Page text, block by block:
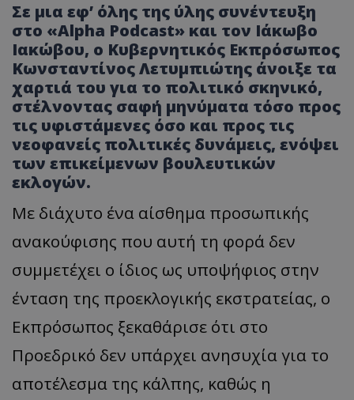
Σε μια εφ’ όλης της ύλης συνέντευξη
στο «Alpha Podcast» και τον Ιάκωβο
Ιακώβου, ο Κυβερνητικός Εκπρόσωπος
Κωνσταντίνος Λετυμπιώτης άνοιξε τα
χαρτιά του για το πολιτικό σκηνικό,
στέλνοντας σαφή μηνύματα τόσο προς
τις υφιστάμενες όσο και προς τις
νεοφανείς πολιτικές δυνάμεις, ενόψει
των επικείμενων βουλευτικών
εκλογών.
Με διάχυτο ένα αίσθημα προσωπικής
ανακούφισης που αυτή τη φορά δεν
συμμετέχει ο ίδιος ως υποψήφιος στην
ένταση της προεκλογικής εκστρατείας, ο
Εκπρόσωπος ξεκαθάρισε ότι στο
Προεδρικό δεν υπάρχει ανησυχία για το
αποτέλεσμα της κάλπης, καθώς η